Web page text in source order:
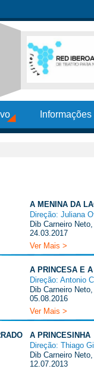
A MENINA DA
Direção: Juliana
Dib Carneiro
24.03.2017
Ver Mais >
A PRINCESA E
Direção: Antonio
Dib Carneiro
05.08.2016
Ver Mais >
A PRINCESINHA
Direção: Thiago
Dib Carneiro
12.07.2013